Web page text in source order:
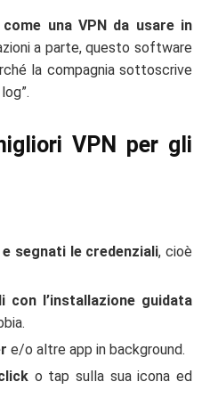
una VPN da usare in
a parte, questo software
la compagnia sottoscrive
VPN per gli
segnati le credenziali, cioè
con l’installazione guidata
e/o altre app in background.
o tap sulla sua icona ed